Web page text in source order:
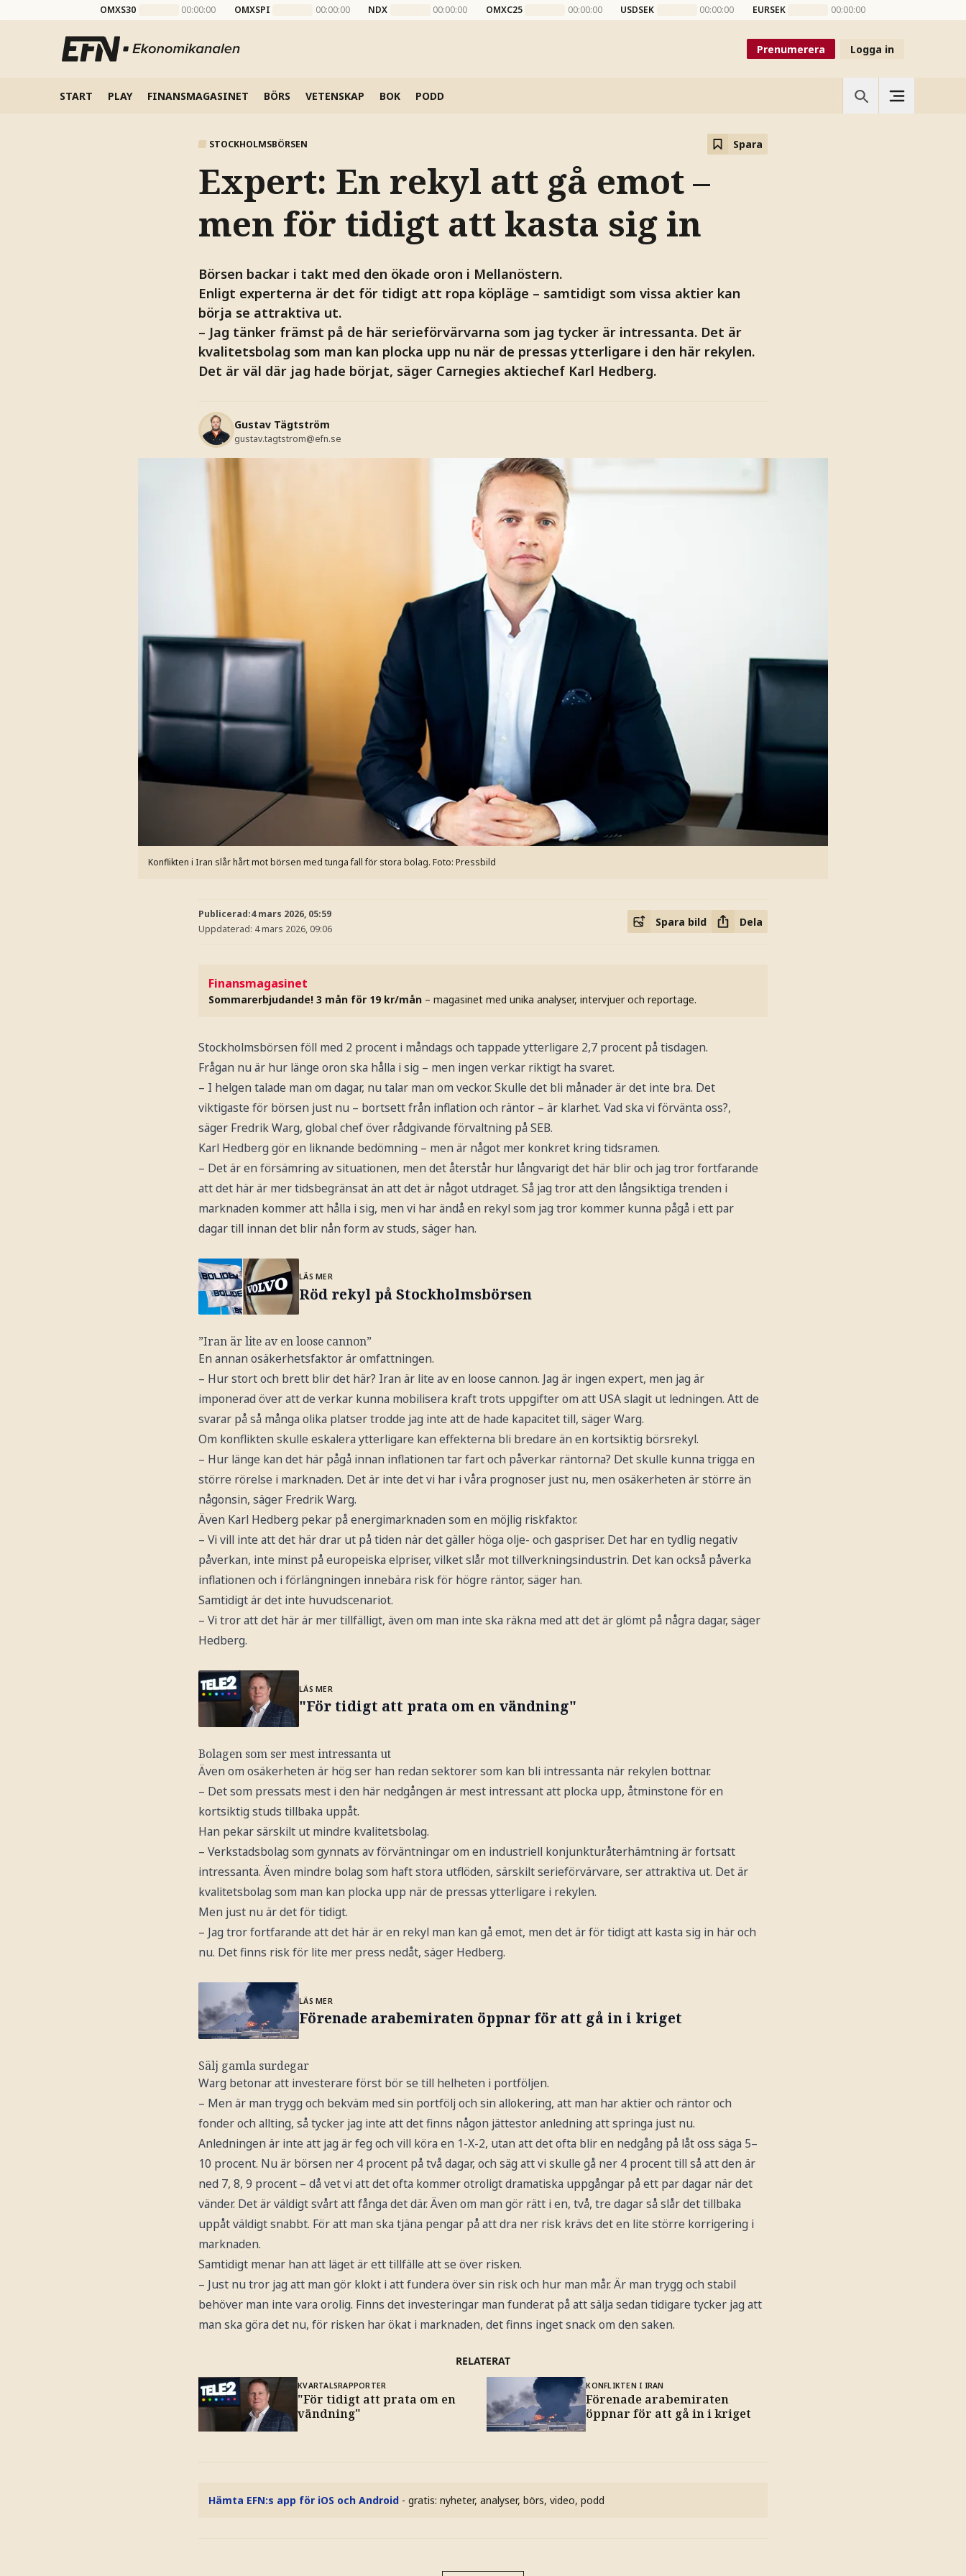
OMXS30 00:00:00 OMXSPI 00:00:00 NDX 00:00:00 OMXC25 00:00:00 USDSEK 00:00:00 EURSEK 00:00:00
Prenumerera Logga in
START PLAY FINANSMAGASINET BÖRS VETENSKAP BOK PODD
STOCKHOLMSBÖRSEN Spara
Expert: En rekyl att gå emot –
men för tidigt att kasta sig in
Börsen backar i takt med den ökade oron i Mellanöstern.
Enligt experterna är det för tidigt att ropa köpläge – samtidigt som vissa aktier kan
börja se attraktiva ut.
– Jag tänker främst på de här serieförvärvarna som jag tycker är intressanta. Det är
kvalitetsbolag som man kan plocka upp nu när de pressas ytterligare i den här rekylen.
Det är väl där jag hade börjat, säger Carnegies aktiechef Karl Hedberg.
Gustav Tägtström
gustav.tagtstrom@efn.se
Konflikten i Iran slår hårt mot börsen med tunga fall för stora bolag. Foto: Pressbild
Publicerad:4 mars 2026, 05:59
Uppdaterad: 4 mars 2026, 09:06
Spara bild Dela
Finansmagasinet
Sommarerbjudande! 3 mån för 19 kr/mån – magasinet med unika analyser, intervjuer och reportage.
Stockholmsbörsen föll med 2 procent i måndags och tappade ytterligare 2,7 procent på tisdagen.
Frågan nu är hur länge oron ska hålla i sig – men ingen verkar riktigt ha svaret.
– I helgen talade man om dagar, nu talar man om veckor. Skulle det bli månader är det inte bra. Det
viktigaste för börsen just nu – bortsett från inflation och räntor – är klarhet. Vad ska vi förvänta oss?,
säger Fredrik Warg, global chef över rådgivande förvaltning på SEB.
Karl Hedberg gör en liknande bedömning – men är något mer konkret kring tidsramen.
– Det är en försämring av situationen, men det återstår hur långvarigt det här blir och jag tror fortfarande
att det här är mer tidsbegränsat än att det är något utdraget. Så jag tror att den långsiktiga trenden i
marknaden kommer att hålla i sig, men vi har ändå en rekyl som jag tror kommer kunna pågå i ett par
dagar till innan det blir nån form av studs, säger han.
LÄS MER
Röd rekyl på Stockholmsbörsen
”Iran är lite av en loose cannon”
En annan osäkerhetsfaktor är omfattningen.
– Hur stort och brett blir det här? Iran är lite av en loose cannon. Jag är ingen expert, men jag är
imponerad över att de verkar kunna mobilisera kraft trots uppgifter om att USA slagit ut ledningen. Att de
svarar på så många olika platser trodde jag inte att de hade kapacitet till, säger Warg.
Om konflikten skulle eskalera ytterligare kan effekterna bli bredare än en kortsiktig börsrekyl.
– Hur länge kan det här pågå innan inflationen tar fart och påverkar räntorna? Det skulle kunna trigga en
större rörelse i marknaden. Det är inte det vi har i våra prognoser just nu, men osäkerheten är större än
någonsin, säger Fredrik Warg.
Även Karl Hedberg pekar på energimarknaden som en möjlig riskfaktor.
– Vi vill inte att det här drar ut på tiden när det gäller höga olje- och gaspriser. Det har en tydlig negativ
påverkan, inte minst på europeiska elpriser, vilket slår mot tillverkningsindustrin. Det kan också påverka
inflationen och i förlängningen innebära risk för högre räntor, säger han.
Samtidigt är det inte huvudscenariot.
– Vi tror att det här är mer tillfälligt, även om man inte ska räkna med att det är glömt på några dagar, säger
Hedberg.
LÄS MER
"För tidigt att prata om en vändning"
Bolagen som ser mest intressanta ut
Även om osäkerheten är hög ser han redan sektorer som kan bli intressanta när rekylen bottnar.
– Det som pressats mest i den här nedgången är mest intressant att plocka upp, åtminstone för en
kortsiktig studs tillbaka uppåt.
Han pekar särskilt ut mindre kvalitetsbolag.
– Verkstadsbolag som gynnats av förväntningar om en industriell konjunkturåterhämtning är fortsatt
intressanta. Även mindre bolag som haft stora utflöden, särskilt serieförvärvare, ser attraktiva ut. Det är
kvalitetsbolag som man kan plocka upp när de pressas ytterligare i rekylen.
Men just nu är det för tidigt.
– Jag tror fortfarande att det här är en rekyl man kan gå emot, men det är för tidigt att kasta sig in här och
nu. Det finns risk för lite mer press nedåt, säger Hedberg.
LÄS MER
Förenade arabemiraten öppnar för att gå in i kriget
Sälj gamla surdegar
Warg betonar att investerare först bör se till helheten i portföljen.
– Men är man trygg och bekväm med sin portfölj och sin allokering, att man har aktier och räntor och
fonder och allting, så tycker jag inte att det finns någon jättestor anledning att springa just nu.
Anledningen är inte att jag är feg och vill köra en 1-X-2, utan att det ofta blir en nedgång på låt oss säga 5–
10 procent. Nu är börsen ner 4 procent på två dagar, och säg att vi skulle gå ner 4 procent till så att den är
ned 7, 8, 9 procent – då vet vi att det ofta kommer otroligt dramatiska uppgångar på ett par dagar när det
vänder. Det är väldigt svårt att fånga det där. Även om man gör rätt i en, två, tre dagar så slår det tillbaka
uppåt väldigt snabbt. För att man ska tjäna pengar på att dra ner risk krävs det en lite större korrigering i
marknaden.
Samtidigt menar han att läget är ett tillfälle att se över risken.
– Just nu tror jag att man gör klokt i att fundera över sin risk och hur man mår. Är man trygg och stabil
behöver man inte vara orolig. Finns det investeringar man funderat på att sälja sedan tidigare tycker jag att
man ska göra det nu, för risken har ökat i marknaden, det finns inget snack om den saken.
RELATERAT
KVARTALSRAPPORTER
"För tidigt att prata om en
vändning"
KONFLIKTEN I IRAN
Förenade arabemiraten
öppnar för att gå in i kriget
Hämta EFN:s app för iOS och Android - gratis: nyheter, analyser, börs, video, podd